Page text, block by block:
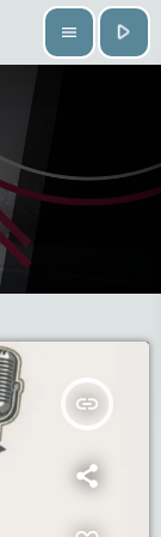
menu play_arrow
insert_link